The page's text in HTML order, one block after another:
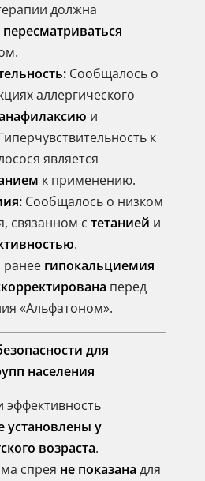
должна
Сообщалось о
аллергического
и
к
является
к применению.
Сообщалось о низком
связанном с тетанией и
.
гипокальциемия
перед
«Альфатоном».
для
населения
эффективность
установлены у
возраста.
спрея не показана для